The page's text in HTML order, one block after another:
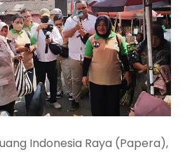
Indonesia Raya (Papera),